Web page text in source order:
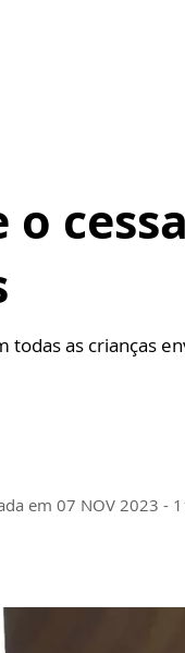
o
todas as crianças
em 07 NOV 2023 -